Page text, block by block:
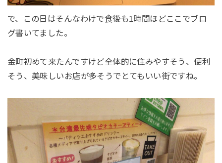
で、この日はそんなわけで食後も1時間ほどここでブロ
グ書いてました。
金町初めて来たんですけど全体的に住みやすそう、便利
そう、美味しいお店が多そうでとてもいい街ですね。